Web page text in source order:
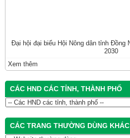
Đại hội đại biểu Hội Nông dân tỉnh Đồng
2030
Xem thêm
CÁC HND CÁC TỈNH, THÀNH PHỐ
CÁC TRANG THƯỜNG DÙNG KHÁC